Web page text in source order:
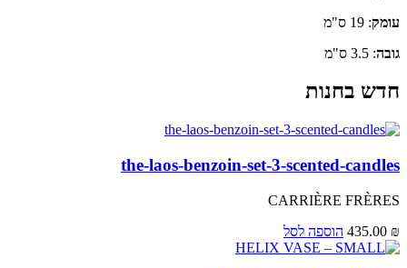
עומק: 19 ס"מ
גובה: 3.5 ס"מ
חדש בחנות
the-laos-benzoin-set-3-scented-candles
CARRIÈRE FRÈRES
435.00 ₪ הוספה לסל